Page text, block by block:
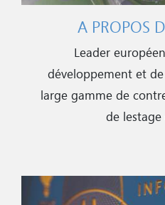
A PROPOS
Leader
développement et
large gamme de
de